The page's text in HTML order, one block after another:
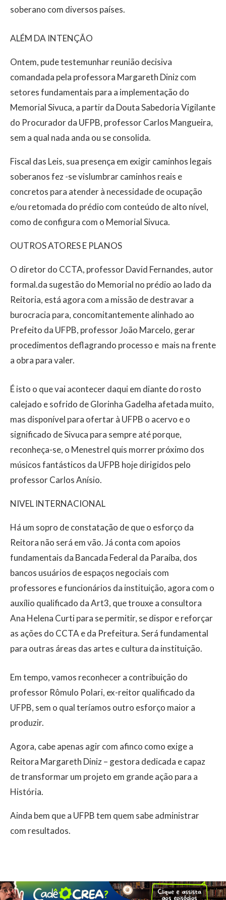
soberano com diversos países.
ALÉM DA INTENÇÃO
Ontem, pude testemunhar reunião decisiva
comandada pela professora Margareth Diniz com
setores fundamentais para a implementação do
Memorial Sivuca, a partir da Douta Sabedoria Vigilante
do Procurador da UFPB, professor Carlos Mangueira,
sem a qual nada anda ou se consolida.
Fiscal das Leis, sua presença em exigir caminhos legais
soberanos fez -se vislumbrar caminhos reais e
concretos para atender à necessidade de ocupação
e/ou retomada do prédio com conteúdo de alto nível,
como de configura com o Memorial Sivuca.
OUTROS ATORES E PLANOS
O diretor do CCTA, professor David Fernandes, autor
formal.da sugestão do Memorial no prédio ao lado da
Reitoria, está agora com a missão de destravar a
burocracia para, concomitantemente alinhado ao
Prefeito da UFPB, professor João Marcelo, gerar
procedimentos deflagrando processo e mais na frente
a obra para valer.
É isto o que vai acontecer daqui em diante do rosto
calejado e sofrido de Glorinha Gadelha afetada muito,
mas disponível para ofertar à UFPB o acervo e o
significado de Sivuca para sempre até porque,
reconheça-se, o Menestrel quis morrer próximo dos
músicos fantásticos da UFPB hoje dirigidos pelo
professor Carlos Anísio.
NIVEL INTERNACIONAL
Há um sopro de constatação de que o esforço da
Reitora não será em vão. Já conta com apoios
fundamentais da Bancada Federal da Paraíba, dos
bancos usuários de espaços negociais com
professores e funcionários da instituição, agora com o
auxílio qualificado da Art3, que trouxe a consultora
Ana Helena Curti para se permitir, se dispor e reforçar
as ações do CCTA e da Prefeitura. Será fundamental
para outras áreas das artes e cultura da instituição.
Em tempo, vamos reconhecer a contribuição do
professor Rômulo Polari, ex-reitor qualificado da
UFPB, sem o qual teríamos outro esforço maior a
produzir.
Agora, cabe apenas agir com afinco como exige a
Reitora Margareth Diniz – gestora dedicada e capaz
de transformar um projeto em grande ação para a
História.
Ainda bem que a UFPB tem quem sabe administrar
com resultados.